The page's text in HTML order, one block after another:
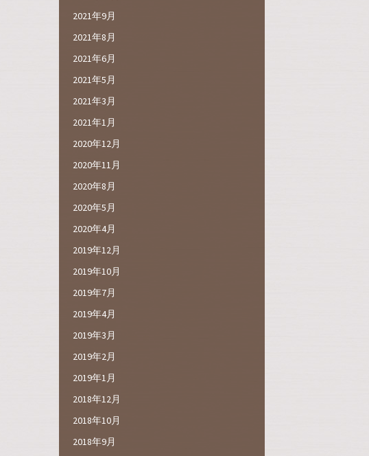
2021年9月
2021年8月
2021年6月
2021年5月
2021年3月
2021年1月
2020年12月
2020年11月
2020年8月
2020年5月
2020年4月
2019年12月
2019年10月
2019年7月
2019年4月
2019年3月
2019年2月
2019年1月
2018年12月
2018年10月
2018年9月